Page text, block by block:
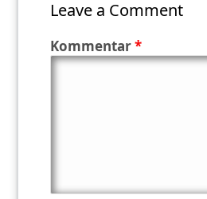
Leave a Comment
Kommentar*